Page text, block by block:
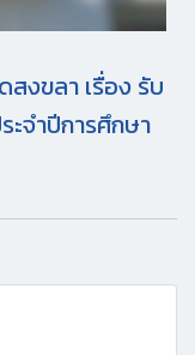
สงขลา เรื่อง รับ
ะจำปีการศึกษา